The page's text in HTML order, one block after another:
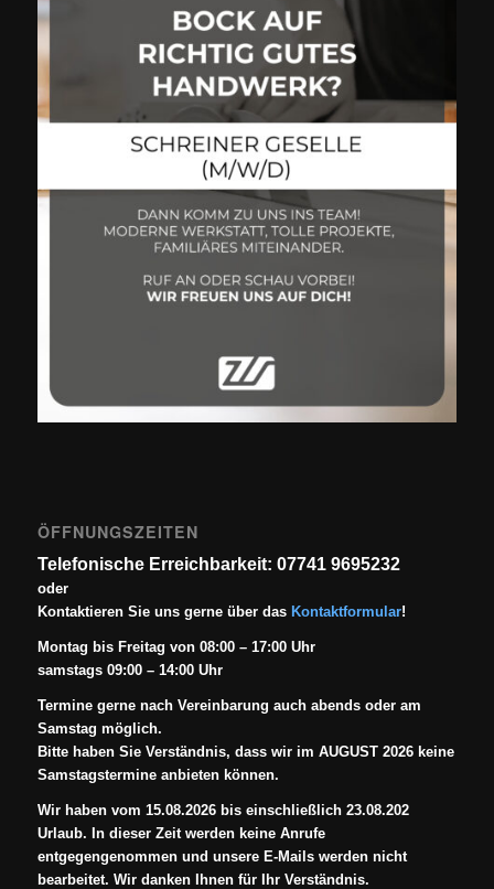
ÖFFNUNGSZEITEN
Telefonische Erreichbarkeit: 07741 9695232
oder
Kontaktieren Sie uns gerne über das Kontaktformular!
Montag bis Freitag von 08:00 – 17:00 Uhr
samstags 09:00 – 14:00 Uhr
Termine gerne nach Vereinbarung auch abends oder am
Samstag möglich.
Bitte haben Sie Verständnis, dass wir im AUGUST 2026 keine
Samstagstermine anbieten können.
Wir haben vom 15.08.2026 bis einschließlich 23.08.202
Urlaub. In dieser Zeit werden keine Anrufe
entgegengenommen und unsere E-Mails werden nicht
bearbeitet. Wir danken Ihnen für Ihr Verständnis.